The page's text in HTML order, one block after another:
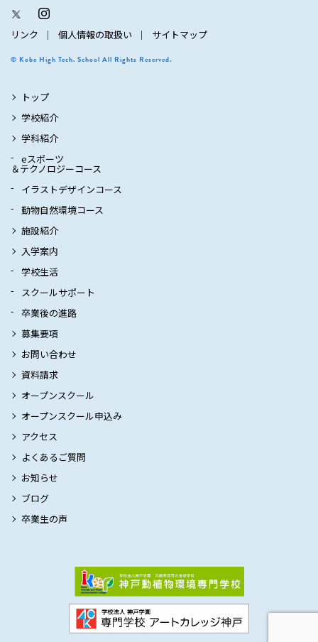
リンク 個人情報の取扱い サイトマップ
© Kobe High Tech. School All Rights Reserved.
トップ
学校紹介
学科紹介
eスポーツ
＆テクノロジーコース
イラストデザインコース
動物自然環境コース
施設紹介
入学案内
学校生活
スクールサポート
卒業後の進路
募集要項
お問い合わせ
資料請求
オープンスクール
オープンスクール申込み
アクセス
よくあるご質問
お知らせ
ブログ
卒業生の声